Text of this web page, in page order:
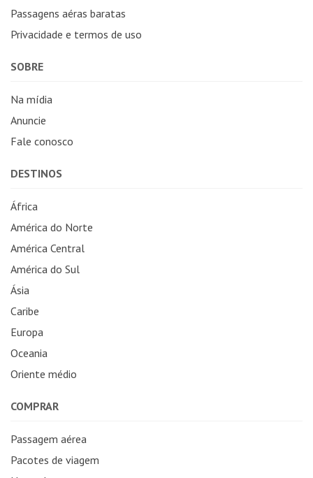
Passagens aéras baratas
Privacidade e termos de uso
SOBRE
Na mídia
Anuncie
Fale conosco
DESTINOS
África
América do Norte
América Central
América do Sul
Ásia
Caribe
Europa
Oceania
Oriente médio
COMPRAR
Passagem aérea
Pacotes de viagem